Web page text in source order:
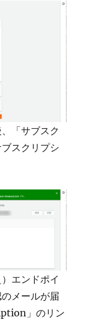
「サブスク
スクリプシ
エンドポイ
メールが届
」のリン